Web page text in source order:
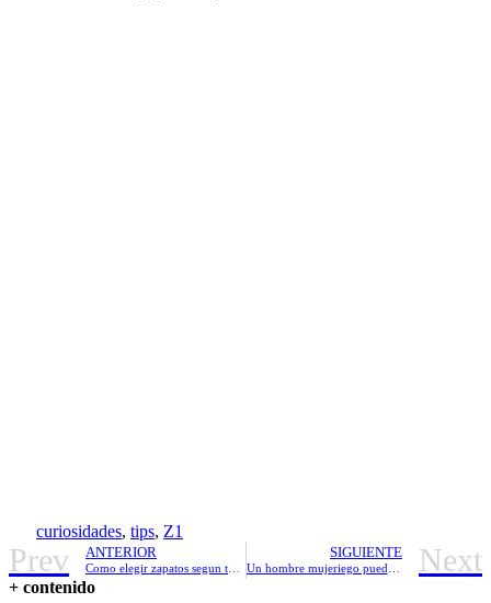
curiosidades, tips, Z1
Prev ANTERIOR SIGUIENTE Next
+ contenido